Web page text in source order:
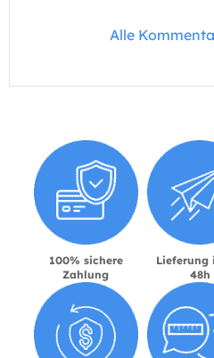
Alle
100% sichere
Zahlung
Lieferung
48h